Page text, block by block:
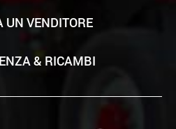
UN VENDITORE
& RICAMBI